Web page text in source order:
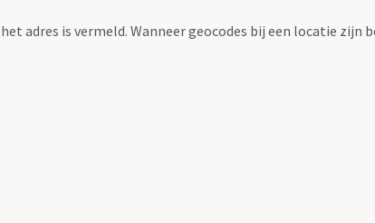
adres is vermeld. Wanneer geocodes bij een locatie zijn